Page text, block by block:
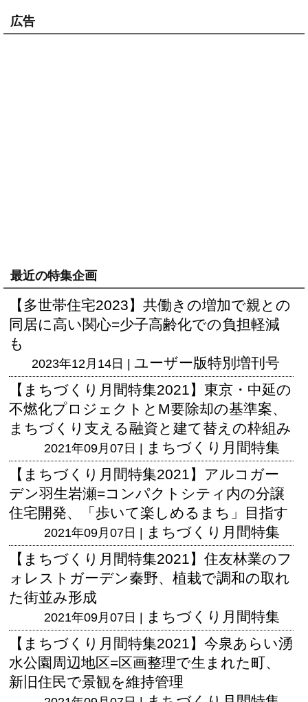
広告
最近の特集企画
【多世帯住宅2023】共働きの増加で親との
同居に高い関心=少子高齢化での負担軽減
も
2023年12月14日 | ユーザー版特別増刊号
【まちづくり月間特集2021】東京・中延の
不燃化プロジェクトとM要除却の基準案、
まちづくり支える融資と建て替えの枠組み
2021年09月07日 | まちづくり月間特集
【まちづくり月間特集2021】アルコガー
デン羽生岩瀬=コンパクトシティ内の分譲
住宅開発、「歩いて楽しめるまち」目指す
2021年09月07日 | まちづくり月間特集
【まちづくり月間特集2021】住友林業のフ
ォレストガーデン秦野、植栽で調和の取れ
た街並み形成
2021年09月07日 | まちづくり月間特集
【まちづくり月間特集2021】今泉あらい湧
水公園周辺地区=区画整理で生まれた町、
新旧住民で景観を維持管理